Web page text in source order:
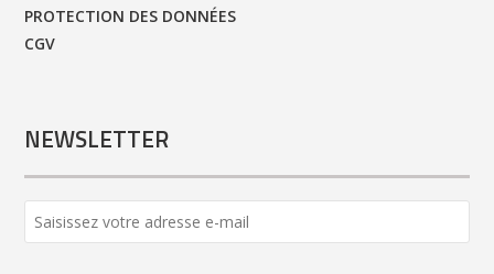
PROTECTION DES DONNÉES
CGV
NEWSLETTER
Address *